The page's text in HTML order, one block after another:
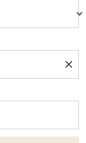
keyboard_arrow_down
close